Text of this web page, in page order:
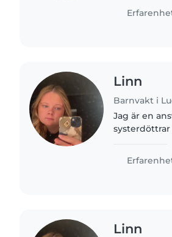
bruka ta
Linn
Barnvakt i
Jag är en
systerdöttrar
Linn